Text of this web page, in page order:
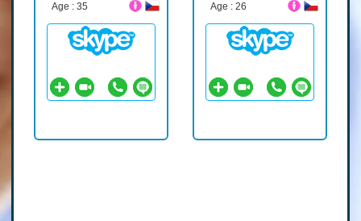
Age : 35 Age : 26